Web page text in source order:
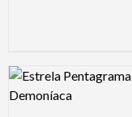
Logo Preview Image